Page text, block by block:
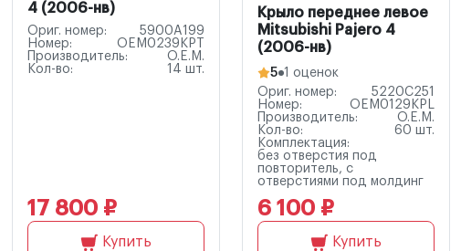
4 (2006-нв)
Ориг. номер:
5900A199
Номер:
OEM0239KPT
Производитель:
O.E.M.
Кол-во:
14 шт.
17 800 ₽
Купить
Крыло переднее левое
Mitsubishi Pajero 4
(2006-нв)
5 1 оценок
Ориг. номер:
5220C251
Номер:
OEM0129KPL
Производитель:
O.E.M.
Кол-во:
60 шт.
Комплектация:
без отверстия под
повторитель, с
отверстиями под молдинг
6 100 ₽
Купить